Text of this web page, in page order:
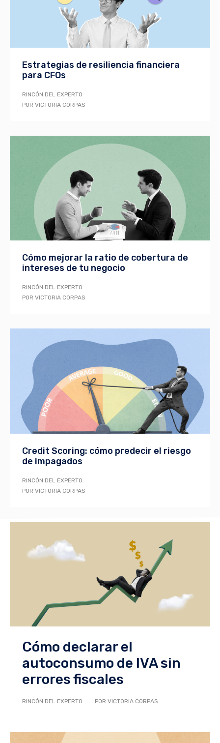
Estrategias de resiliencia financiera
para CFOs
RINCÓN DEL EXPERTO
POR VICTORIA CORPAS
Cómo mejorar la ratio de cobertura de
intereses de tu negocio
RINCÓN DEL EXPERTO
POR VICTORIA CORPAS
Credit Scoring: cómo predecir el riesgo
de impagados
RINCÓN DEL EXPERTO
POR VICTORIA CORPAS
Cómo declarar el
autoconsumo de IVA sin
errores fiscales
RINCÓN DEL EXPERTO POR VICTORIA CORPAS